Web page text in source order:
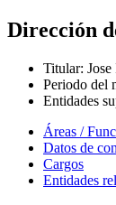
Dirección
Titular:
Periodo del
Entidades
Áreas /
Datos de
Cargos
Entidades